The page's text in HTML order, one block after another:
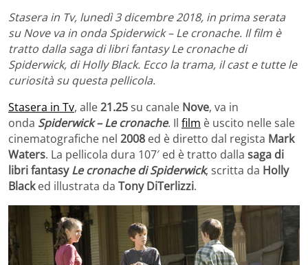
Stasera in Tv, lunedì 3 dicembre 2018, in prima serata
su Nove va in onda Spiderwick – Le cronache. Il film è
tratto dalla saga di libri fantasy Le cronache di
Spiderwick, di Holly Black. Ecco la trama, il cast e tutte le
curiosità su questa pellicola.
Stasera in Tv, alle21.25su canale Nove, va in
onda Spiderwick – Le cronache. Il film è uscito nelle sale
cinematografiche nel 2008 ed è diretto dal regista Mark
Waters. La pellicola dura 107′ ed è tratto dalla saga di
libri fantasyLe cronache di Spiderwick, scritta da Holly
Blacked illustrata da Tony DiTerlizzi.